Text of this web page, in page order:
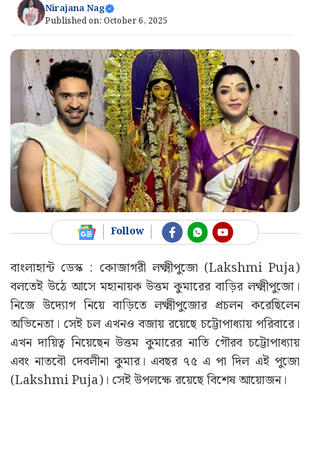
Nirajana Nag
Published on: October 6, 2025
Follow
বাংলাহান্ট ডেস্ক : কোজাগরী লক্ষ্মীপুজো (Lakshmi Puja)
বলতেই উঠে আসে মহানায়ক উত্তম কুমারের বাড়ির লক্ষ্মীপুজো।
নিজে উদ্যোগ নিয়ে বাড়িতে লক্ষ্মীপুজোর প্রচলন করেছিলেন
অভিনেতা। সেই চল এখনও বজায় রয়েছে চট্টোপাধ্যায় পরিবারে।
এখন দায়িত্ব নিয়েছেন উত্তম কুমারের নাতি গৌরব চট্টোপাধ্যায়
এবং নাতবৌ দেবলীনা কুমার। এবছর ৭৫ এ পা দিল এই পুজো
(Lakshmi Puja)। সেই উপলক্ষে রয়েছে বিশেষ আয়োজন।